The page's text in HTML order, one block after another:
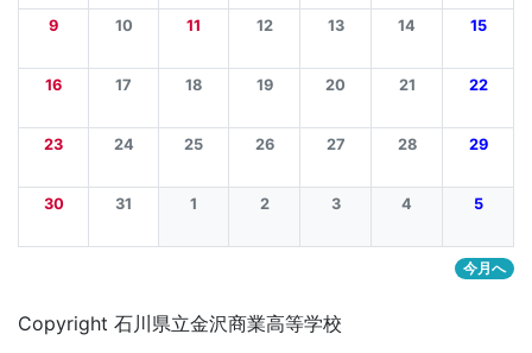
9 10 11 12 13 14 15
16 17 18 19 20 21 22
23 24 25 26 27 28 29
30 31 1 2 3 4 5
今月へ
Copyright 石川県立金沢商業高等学校